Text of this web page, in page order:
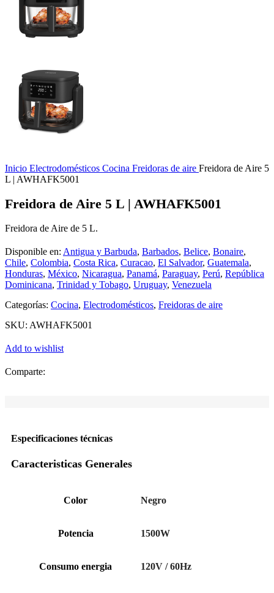
Inicio Electrodomésticos Cocina Freidoras de aire Freidora de Aire 5
L | AWHAFK5001
Freidora de Aire 5 L | AWHAFK5001
Freidora de Aire de 5 L.
Disponible en: Antigua y Barbuda, Barbados, Belice, Bonaire,
Chile, Colombia, Costa Rica, Curacao, El Salvador, Guatemala,
Honduras, México, Nicaragua, Panamá, Paraguay, Perú, República
Dominicana, Trinidad y Tobago, Uruguay, Venezuela
Categorías: Cocina, Electrodomésticos, Freidoras de aire
SKU: AWHAFK5001
Add to wishlist
Comparte:
Especificaciones técnicas
Caracteristicas Generales
Color Negro
Potencia 1500W
Consumo energia 120V / 60Hz